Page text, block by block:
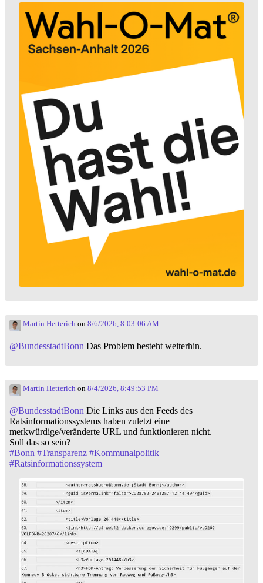
Martin Hetterich on 8/6/2026, 8:03:06 AM
@BundesstadtBonn Das Problem besteht weiterhin.
Martin Hetterich on 8/4/2026, 8:49:53 PM
@BundesstadtBonn Die Links aus den Feeds des
Ratsinformationssystems haben zuletzt eine
merkwürdige/veränderte URL und funktionieren nicht.
Soll das so sein?
#Bonn #Transparenz #Kommunalpolitik
#Ratsinformationssystem